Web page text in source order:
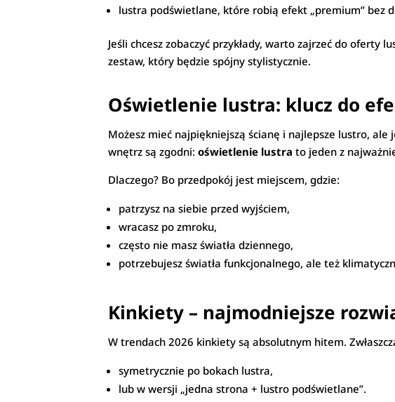
lustra podświetlane, które robią efekt „premium” bez
Jeśli chcesz zobaczyć przykłady, warto zajrzeć do oferty
zestaw, który będzie spójny stylistycznie.
Oświetlenie lustra: klucz do
Możesz mieć najpiękniejszą ścianę i najlepsze lustro,
wnętrz są zgodni:oświetlenie lustra to jeden z
Dlaczego? Bo przedpokój jest miejscem, gdzie:
patrzysz na siebie przed wyjściem,
wracasz po zmroku,
często nie masz światła dziennego,
potrzebujesz światła funkcjonalnego, ale też
Kinkiety – najmodniejsze
W trendach 2026 kinkiety są absolutnym hitem.
symetrycznie po bokach lustra,
lub w wersji „jedna strona + lustro podświetlane”.